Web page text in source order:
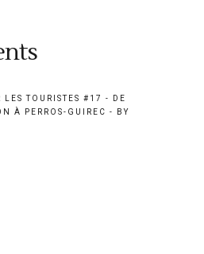
LES TOURISTES #17 - DE
À PERROS-GUIREC - BY